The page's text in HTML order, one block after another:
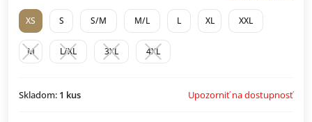
XS S S/M M/L L XL XXL
M L/XL 3XL 4XL
Skladom: 1 kus Upozorniť na dostupnosť